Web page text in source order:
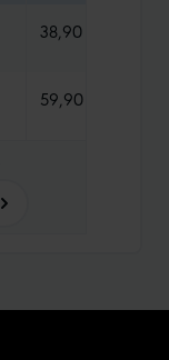
38,90 €
59,90 €